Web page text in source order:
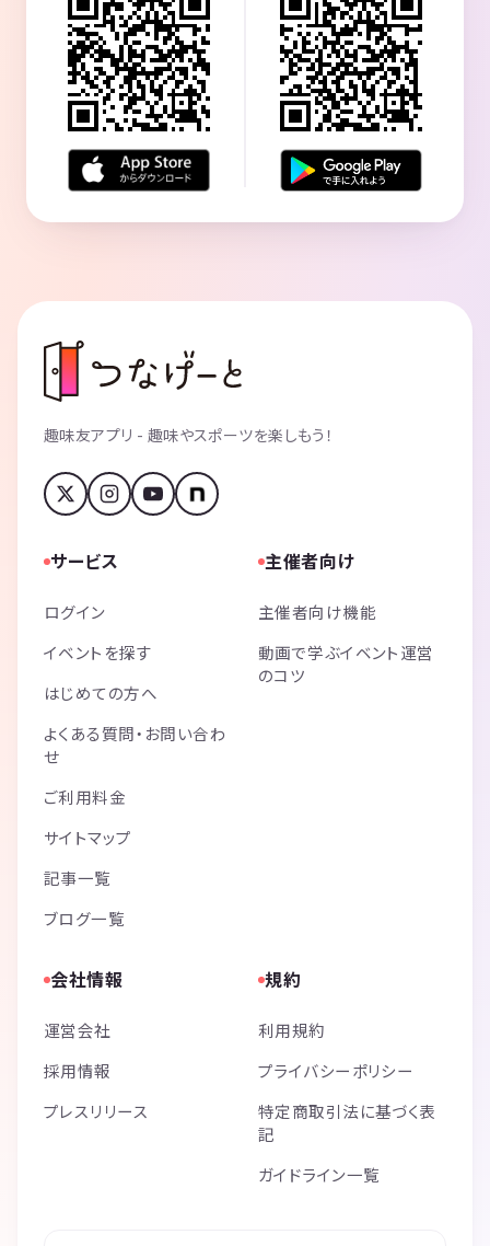
趣味友アプリ - 趣味やスポーツを楽しもう！
サービス
ログイン
イベントを探す
はじめての方へ
よくある質問・お問い合わ
せ
ご利用料金
サイトマップ
記事一覧
ブログ一覧
主催者向け
主催者向け機能
動画で学ぶイベント運営
のコツ
会社情報
運営会社
採用情報
プレスリリース
規約
利用規約
プライバシーポリシー
特定商取引法に基づく表
記
ガイドライン一覧